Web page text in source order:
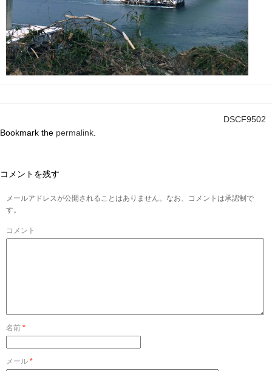
DSCF9502
Bookmark the permalink
コメントを残す
メールアドレスが公開されることはありません。なお、コメントは承認制で
す。
コメント
名前 *
メール *